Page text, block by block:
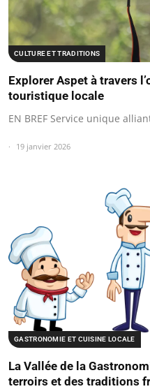
CULTURE ET TRADITIONS
Explorer Aspet à travers
touristique locale
EN BREF Service unique
19 janvier 2026
GASTRONOMIE ET CUISINE LOCALE
La Vallée de la
terroirs et des traditions